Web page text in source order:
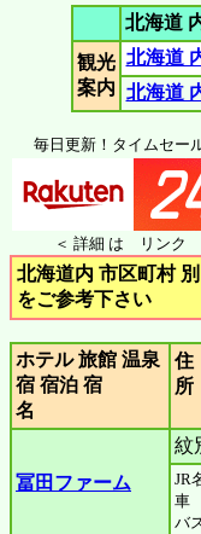
北海道
観光
案内
北海道
北海道
毎日更新！タイムセー
＜ 詳細 は リンク
北海道内 市区町村 別
をご参考下さい
ホテル 旅館 温泉
宿 宿泊 宿
名
住
冨田ファーム
紋
JR
車
バ